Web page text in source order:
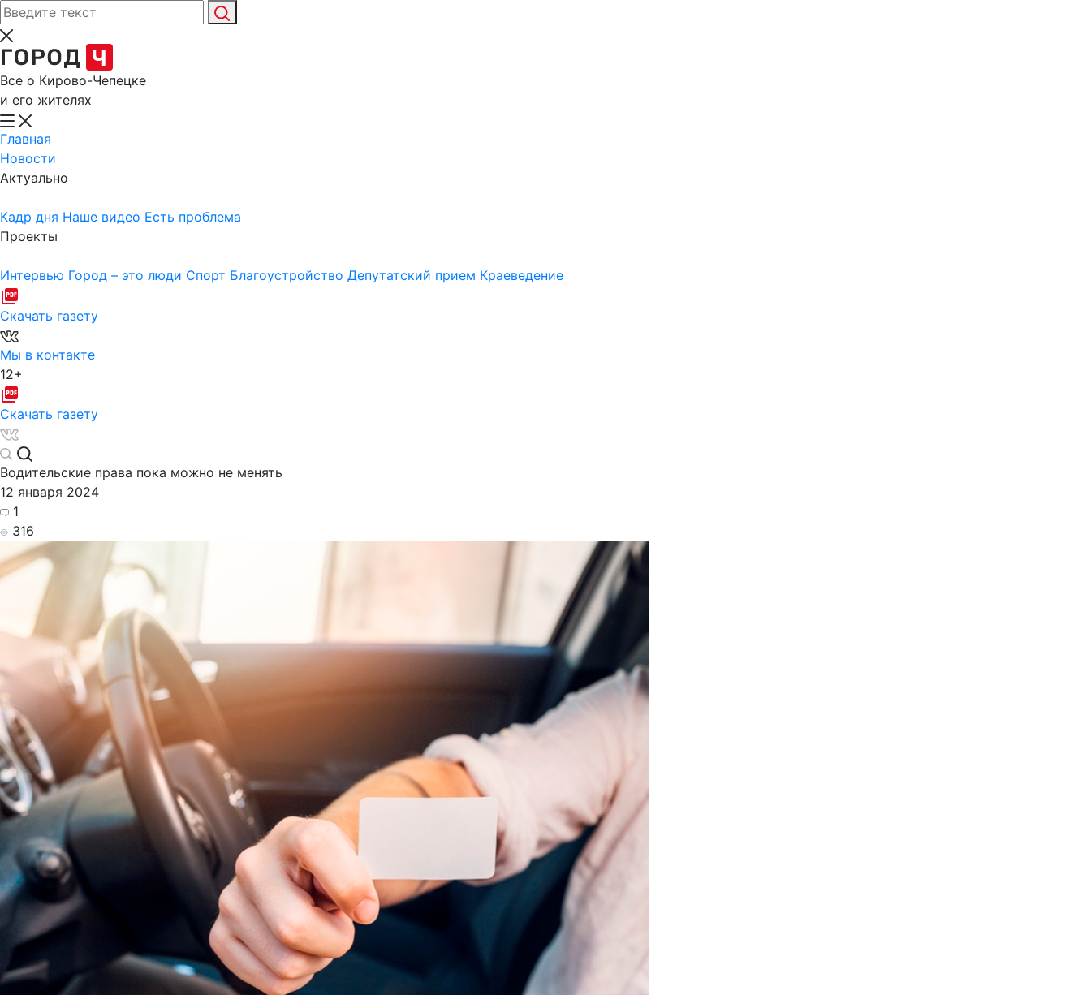
Все о Кирово-Чепецке
и его жителях
Главная
Новости
Актуально
Кадр дня Наше видео Есть проблема
Проекты
Интервью Город – это люди Спорт Благоустройство Депутатский прием Краеведение
Скачать газету
Мы в контакте
12+
Скачать газету
Водительские права пока можно не менять
12 января 2024
1
316